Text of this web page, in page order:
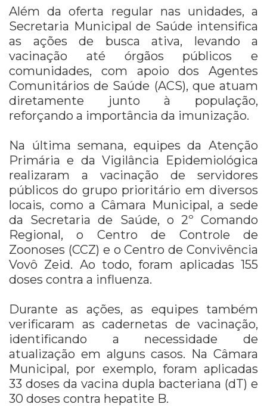
Além da oferta regular nas unidades, a
Secretaria Municipal de Saúde intensifica
as ações de busca ativa, levando a
vacinação até órgãos públicos e
comunidades, com apoio dos Agentes
Comunitários de Saúde (ACS), que atuam
diretamente junto à população,
reforçando a importância da imunização.
Na última semana, equipes da Atenção
Primária e da Vigilância Epidemiológica
realizaram a vacinação de servidores
públicos do grupo prioritário em diversos
locais, como a Câmara Municipal, a sede
da Secretaria de Saúde, o 2º Comando
Regional, o Centro de Controle de
Zoonoses (CCZ) e o Centro de Convivência
Vovô Zeid. Ao todo, foram aplicadas 155
doses contra a influenza.
Durante as ações, as equipes também
verificaram as cadernetas de vacinação,
identificando a necessidade de
atualização em alguns casos. Na Câmara
Municipal, por exemplo, foram aplicadas
33 doses da vacina dupla bacteriana (dT) e
30 doses contra hepatite B.